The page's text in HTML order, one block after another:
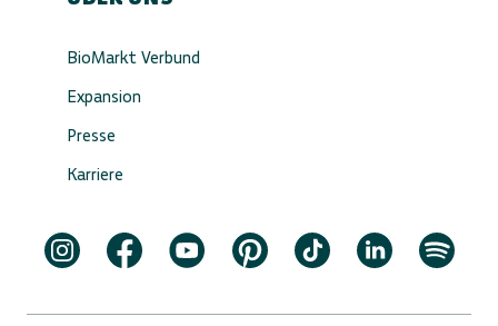
BioMarkt Verbund
Expansion
Presse
Karriere